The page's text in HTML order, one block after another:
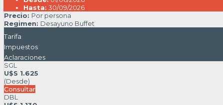
Hasta: 30/09/2026
Precio: Por persona
Regimen: Desayuno Buffet
Tarifa
Impuestos
Aclaraciones
SGL
U$S 1.625
(Desde)
Consultar
DBL